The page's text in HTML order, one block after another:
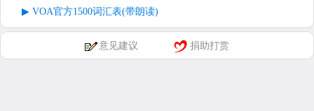
VOA官方1500词汇表(带朗读)
意见建议 捐助打赏